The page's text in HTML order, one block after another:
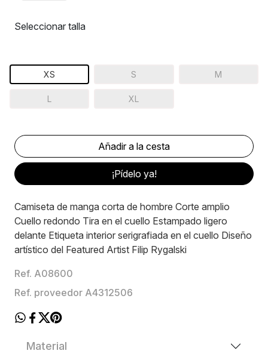
Seleccionar talla
XS S M
L XL
¡Pídelo ya!
Camiseta de manga corta de hombre Corte amplio
Cuello redondo Tira en el cuello Estampado ligero
delante Etiqueta interior serigrafiada en el cuello Diseño
artístico del Featured Artist Filip Rygalski
Ref. A08600
Ref. proveedor A4312506
Material